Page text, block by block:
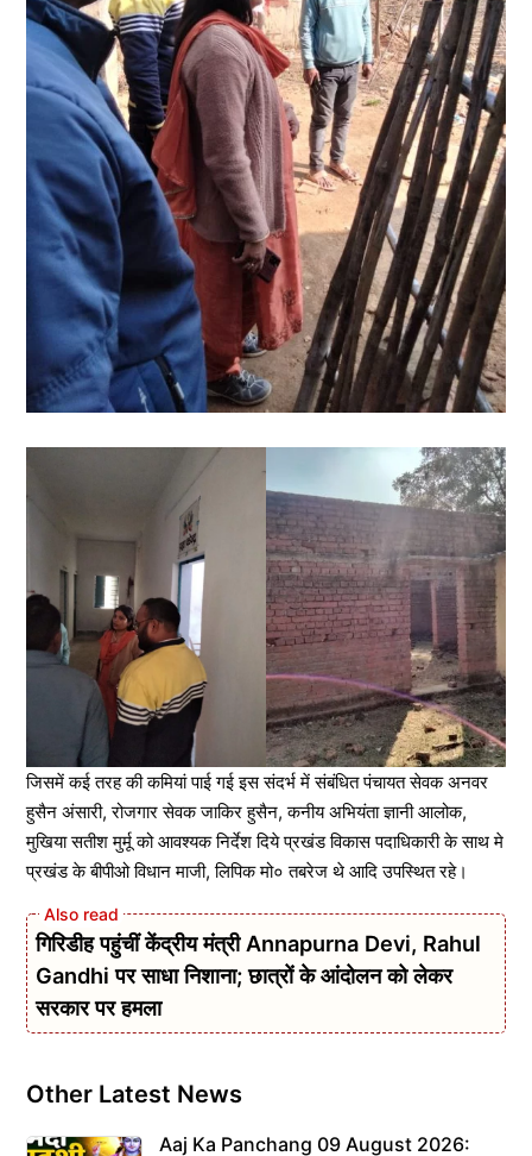
जिसमें कई तरह की कमियां पाई गई इस संदर्भ में संबंधित पंचायत सेवक अनवर
हुसैन अंसारी, रोजगार सेवक जाकिर हुसैन, कनीय अभियंता ज्ञानी आलोक,
मुखिया सतीश मुर्मू को आवश्यक निर्देश दिये प्रखंड विकास पदाधिकारी के साथ मे
प्रखंड के बीपीओ विधान माजी, लिपिक मो० तबरेज थे आदि उपस्थित रहे।
गिरिडीह पहुंचीं केंद्रीय मंत्री Annapurna Devi, Rahul
Gandhi पर साधा निशाना; छात्रों के आंदोलन को लेकर
सरकार पर हमला
Other Latest News
Aaj Ka Panchang 09 August 2026: